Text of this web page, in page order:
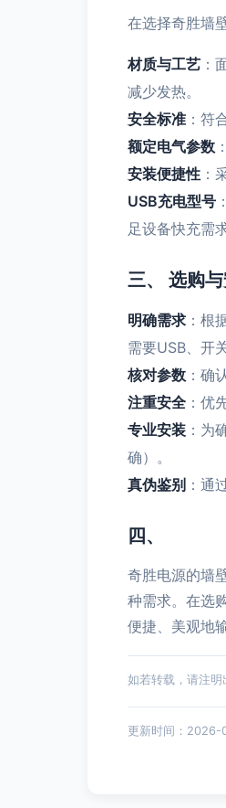
在选择奇胜墙
材质与工艺 ：
减少发热。
安全标准 ：符
额定电气参数
安装便捷性 ：
USB充电型号
足设备快充需求
三、 选购
明确需求 ：根
需要USB、开
核对参数 ：确
注重安全 ：优
专业安装 ：为
确）。
真伪鉴别 ：通
四、
奇胜电源的墙
种需求。在选
便捷、美观地
如若转载，请注
更新时间：